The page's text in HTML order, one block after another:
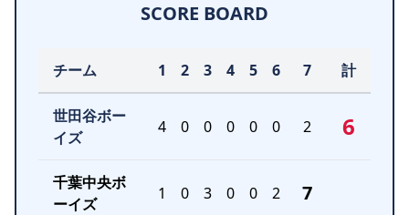
SCORE BOARD
チーム 1 2 3 4 5 6 7 計
世田谷ボー
イズ
4 0 0 0 0 0 2 6
千葉中央ボ
ーイズ
1 0 3 0 0 2 7